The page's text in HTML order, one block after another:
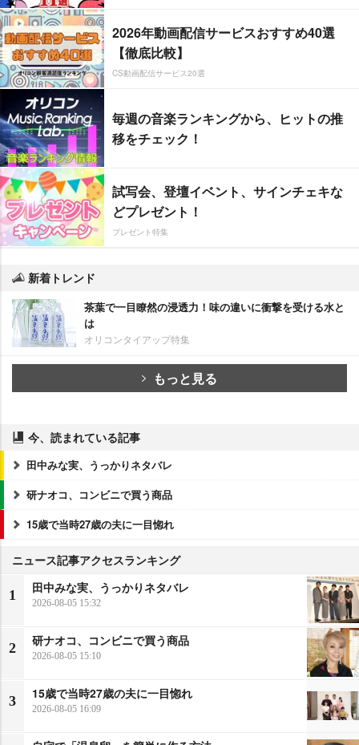
2026年動画配信サービスおすすめ40選
【徹底比較】
CS動画配信サービス20選
毎週の音楽ランキングから、ヒットの推
移をチェック！
試写会、登壇イベント、サインチェキな
どプレゼント！
プレゼント特集
新着トレンド
茶葉で一目瞭然の浸透力！味の違いに衝撃を受ける水と
は
オリコンタイアップ特集
もっと見る
今、読まれている記事
田中みな実、うっかりネタバレ
研ナオコ、コンビニで買う商品
15歳で当時27歳の夫に一目惚れ
ニュース記事アクセスランキング
1
田中みな実、うっかりネタバレ
2026-08-05 15:32
2
研ナオコ、コンビニで買う商品
2026-08-05 15:10
3
15歳で当時27歳の夫に一目惚れ
2026-08-05 16:09